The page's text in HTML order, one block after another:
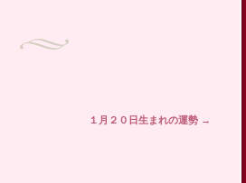
１月２０日生まれの運勢 →